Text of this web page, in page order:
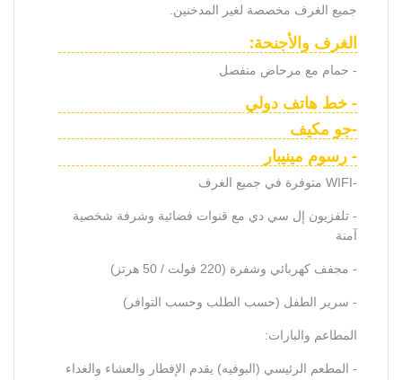
جميع الغرف مخصصة لغير المدخنين.
الغرف والأجنحة:
- حمام مع مرحاض منفصل
- خط هاتف دولي
-جو مكيف
- رسوم مينيبار
-WIFI متوفرة في جميع الغرف
- تلفزيون إل سي دي مع قنوات فضائية وشرفة شخصية
آمنة
- مجفف كهربائي وشفرة (220 فولت / 50 هرتز)
- سرير الطفل (حسب الطلب وحسب التوافر)
المطاعم والبارات:
- المطعم الرئيسي (البوفيه) يقدم الإفطار والعشاء والغداء